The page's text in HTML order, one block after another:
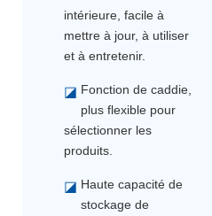
intérieure, facile à
mettre à jour, à utiliser
et à entretenir.
◪ Fonction de caddie,
plus flexible pour
sélectionner les
produits.
◪ Haute capacité de
stockage de